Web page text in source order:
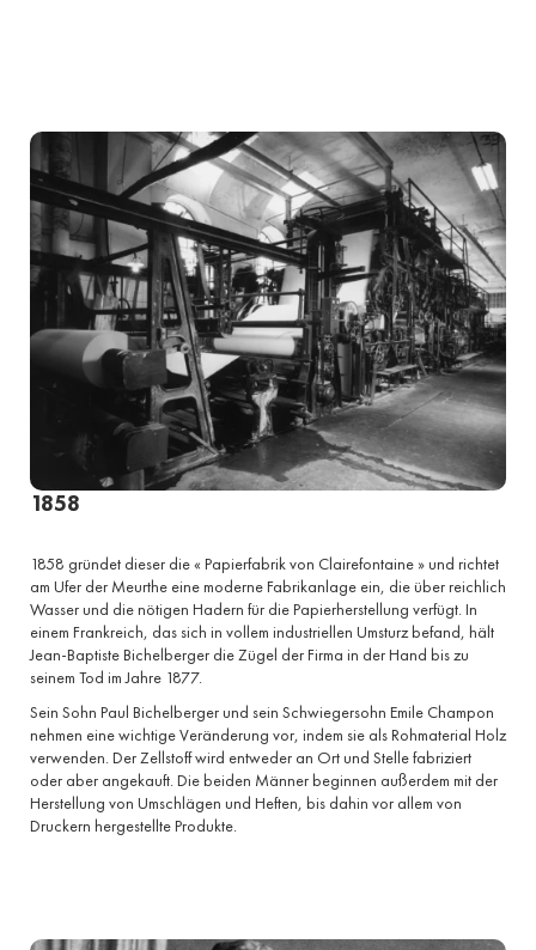
1858
1858 gründet dieser die « Papierfabrik von Clairefontaine » und richtet
am Ufer der Meurthe eine moderne Fabrikanlage ein, die über reichlich
Wasser und die nötigen Hadern für die Papierherstellung verfügt. In
einem Frankreich, das sich in vollem industriellen Umsturz befand, hält
Jean-Baptiste Bichelberger die Zügel der Firma in der Hand bis zu
seinem Tod im Jahre 1877.
Sein Sohn Paul Bichelberger und sein Schwiegersohn Emile Champon
nehmen eine wichtige Veränderung vor, indem sie als Rohmaterial Holz
verwenden. Der Zellstoff wird entweder an Ort und Stelle fabriziert
oder aber angekauft. Die beiden Männer beginnen außerdem mit der
Herstellung von Umschlägen und Heften, bis dahin vor allem von
Druckern hergestellte Produkte.